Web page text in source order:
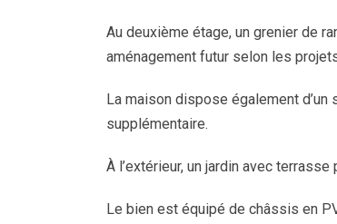
Au deuxième étage, un grenier de
aménagement futur selon les
La maison dispose également
supplémentaire.
À l’extérieur, un jardin avec
Le bien est équipé de châssis en